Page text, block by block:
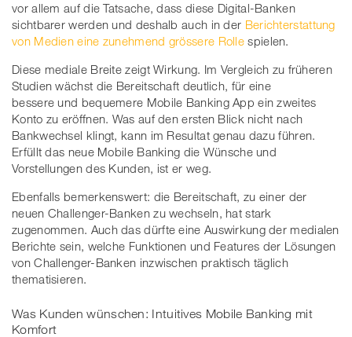
vor allem auf die Tatsache, dass diese Digital-Banken
sichtbarer werden und deshalb auch in der Berichterstattung
von Medien eine zunehmend grössere Rolle spielen.
Diese mediale Breite zeigt Wirkung. Im Vergleich zu früheren
Studien wächst die Bereitschaft deutlich, für eine
bessere und bequemere Mobile Banking App ein zweites
Konto zu eröffnen. Was auf den ersten Blick nicht nach
Bankwechsel klingt, kann im Resultat genau dazu führen.
Erfüllt das neue Mobile Banking die Wünsche und
Vorstellungen des Kunden, ist er weg.
Ebenfalls bemerkenswert: die Bereitschaft, zu einer der
neuen Challenger-Banken zu wechseln, hat stark
zugenommen. Auch das dürfte eine Auswirkung der medialen
Berichte sein, welche Funktionen und Features der Lösungen
von Challenger-Banken inzwischen praktisch täglich
thematisieren.
Was Kunden wünschen: Intuitives Mobile Banking mit
Komfort